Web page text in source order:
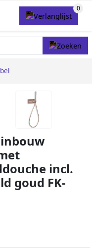
inbouw
incl.
goud FK-